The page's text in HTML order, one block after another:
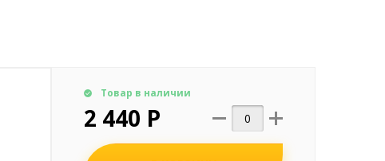
Товар в наличии
2 440 Р